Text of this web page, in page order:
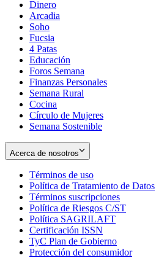
Dinero
Arcadia
Soho
in
new
window
Fucsia
in
new
window
4 Patas
Educación
Foros Semana
Finanzas Personales
Semana Rural
Cocina
Círculo de Mujeres
Semana Sostenible
Acerca de nosotros
Términos de uso
in
new
window
Política de Tratamiento de Datos
Términos suscripciones
in
Política de Riesgos C/ST
Política SAGRILAFT
new
window
Certificación ISSN
in
new
TyC Plan de Gobierno
in
Protección del consumidorOpens